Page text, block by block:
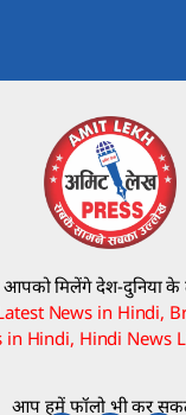
मिलेंगे देश-दुनिया के
News in Hindi,
in Hindi, Hindi News
आप हमें फॉलो भी कर